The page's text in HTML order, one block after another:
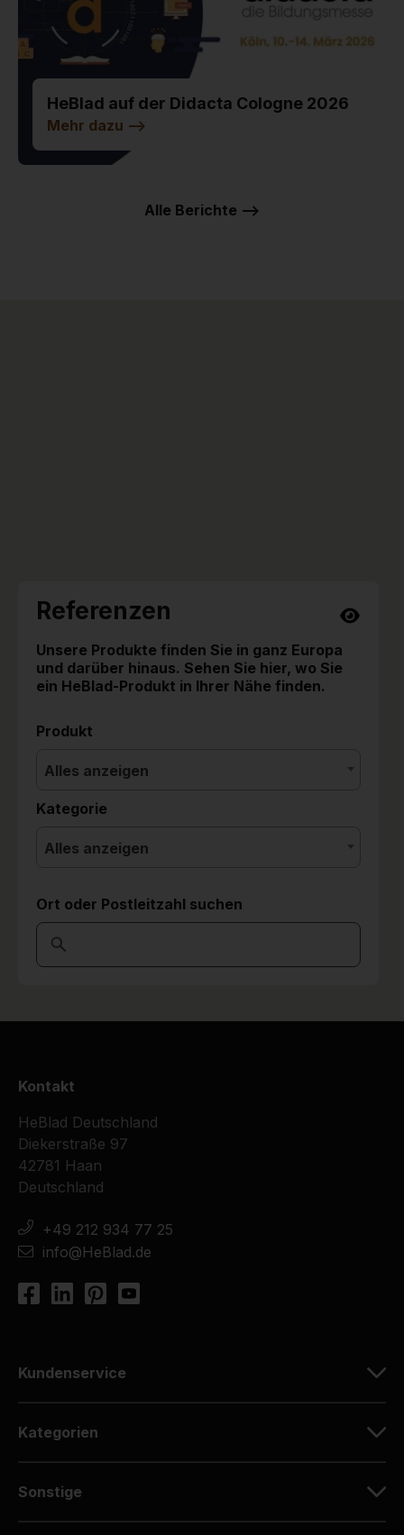
HeBlad auf der Didacta Cologne 2026
Mehr dazu -->
Alle Berichte -->
Referenzen
Unsere Produkte finden Sie in ganz Europa
und darüber hinaus. Sehen Sie hier, wo Sie
ein HeBlad-Produkt in Ihrer Nähe finden.
Produkt
Alles anzeigen
Kategorie
Alles anzeigen
Ort oder Postleitzahl suchen
Kontakt
HeBlad Deutschland
Diekerstraße 97
42781 Haan
Deutschland
+49 212 934 77 25
info@HeBlad.de
Kundenservice
Kategorien
Sonstige